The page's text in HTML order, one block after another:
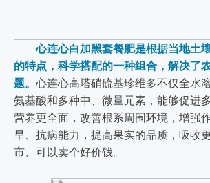
心连心白加黑套餐肥是根据当地土
的特点，科学搭配的一种组合，解决了
题。 心连心高塔硝硫基珍维多不仅全水
氨基酸和多种中、微量元素，能够促进
营养更全面，改善根系周围环境，增强
旱、抗病能力，提高果实的品质，吸收
市、可以卖个好价钱。